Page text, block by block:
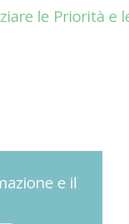
le Priorità e
e il